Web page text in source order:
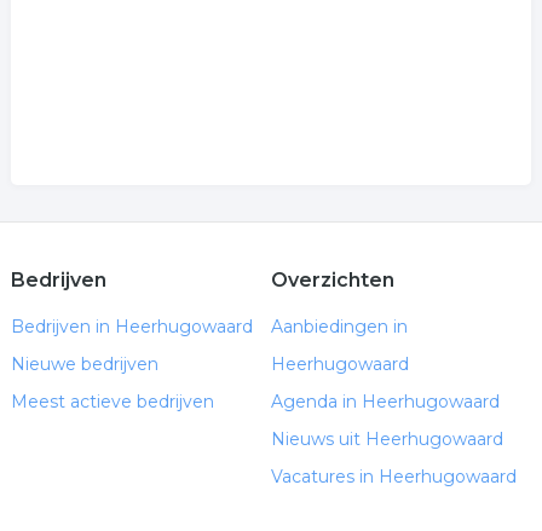
Bedrijven
Bedrijven in Heerhugowaard
Nieuwe bedrijven
Meest actieve bedrijven
Overzichten
Aanbiedingen in
Heerhugowaard
Agenda in Heerhugowaard
Nieuws uit Heerhugowaard
Vacatures in Heerhugowaard